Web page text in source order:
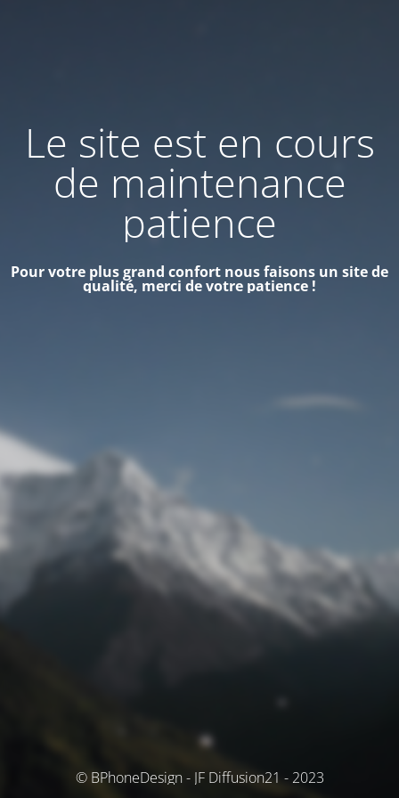
Le site est en cours
de maintenance
patience
Pour votre plus grand confort nous faisons un site de
qualité, merci de votre patience !
© BPhoneDesign - JF Diffusion21 - 2023